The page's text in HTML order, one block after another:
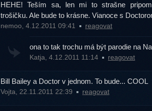
HEHE! Teším sa, len mi to strašne
trošičku. Ale bude to krásne. Vianoce s
nemoo, 4.12.2011 09:41 reagovat
ona to tak trochu má být parodie na
Katja, 4.12.2011 11:14 reagovat
Bill Bailey a Doctor v jednom. To bude... COOL
Vojta, 22.11.2011 22:39 reagovat